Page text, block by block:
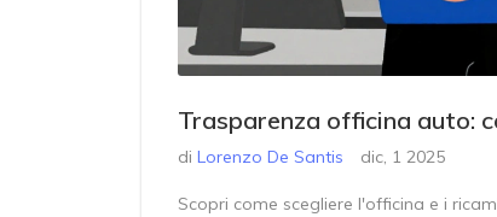
Trasparenza officina auto:
di Lorenzo De Santis dic, 1 2025
Scopri come scegliere l'officina e i